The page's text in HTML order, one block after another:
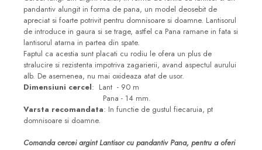
pandantiv alungit in forma de pana, un model deosebit de
apreciat si foarte potrivit pentru domnisoare si doamne. Lantisorul
de introduce in gaura si se trage, astfel ca Pana ramane in fata si
lantisorul atarna in partea din spate.
Faptul ca acestia sunt placati cu rodiu le ofera un plus de
stralucire si rezistenta impotriva zagarierii, avand aspectul aurului
alb. De asemenea, nu mai oxideaza atat de usor.
Dimensiuni cercel: Lant - 90 m
Pana - 14 mm.
Varsta recomandata: In functie de gustul fiecaruia, pt
domnisoare si doamne.
Comanda cercei argint Lantisor cu pandantiv Pana, pentru a oferi